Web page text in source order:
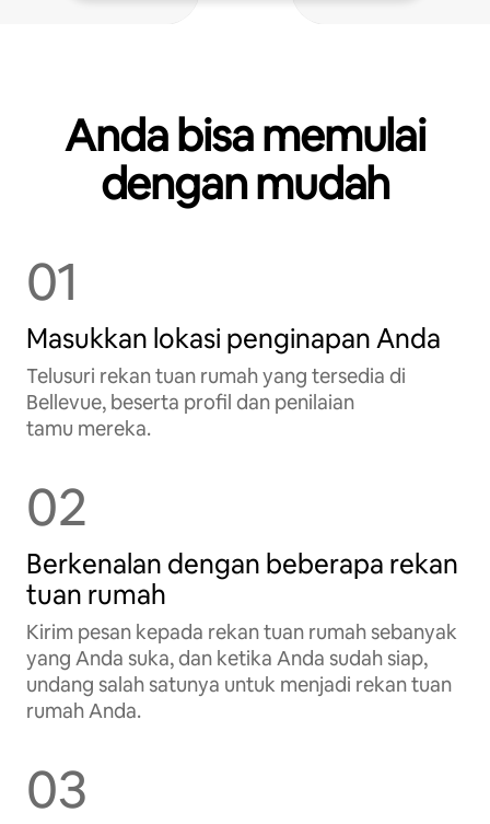
Anda bisa memulai
dengan mudah
01
Masukkan lokasi penginapan Anda
Telusuri rekan tuan rumah yang tersedia di
Bellevue, beserta profil dan penilaian
tamu mereka.
02
Berkenalan dengan beberapa rekan
tuan rumah
Kirim pesan kepada rekan tuan rumah sebanyak
yang Anda suka, dan ketika Anda sudah siap,
undang salah satunya untuk menjadi rekan tuan
rumah Anda.
03